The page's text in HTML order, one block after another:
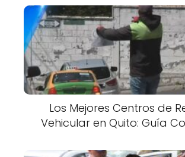
Los Mejores Centros de
Vehicular en Quito: Guía